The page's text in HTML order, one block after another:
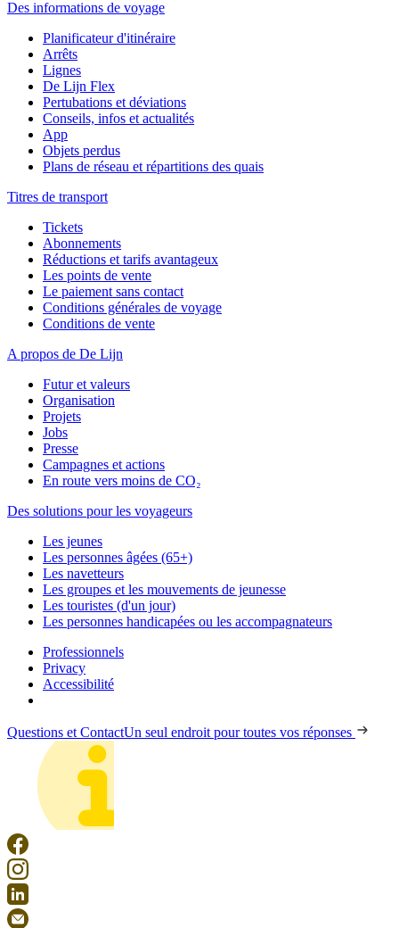
Des informations de voyage
Planificateur d'itinéraire
Arrêts
Lignes
De Lijn Flex
Pertubations et déviations
Conseils, infos et actualités
App
Objets perdus
Plans de réseau et répartitions des quais
Titres de transport
Tickets
Abonnements
Réductions et tarifs avantageux
Les points de vente
Le paiement sans contact
Conditions générales de voyage
Conditions de vente
A propos de De Lijn
Futur et valeurs
Organisation
Projets
Jobs
Presse
Campagnes et actions
En route vers moins de CO₂
Des solutions pour les voyageurs
Les jeunes
Les personnes âgées (65+)
Les navetteurs
Les groupes et les mouvements de jeunesse
Les touristes (d'un jour)
Les personnes handicapées ou les accompagnateurs
Professionnels
Privacy
Accessibilité
Questions et ContactUn seul endroit pour toutes vos réponses